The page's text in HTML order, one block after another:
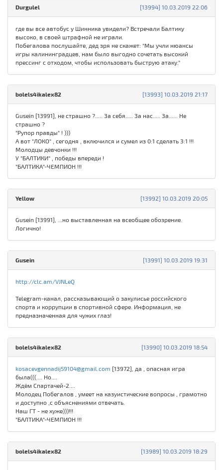
[13994] 10.03.2019 22:06
Durgulel
где вы все автобус у Шинника увидели? Встречали Балтику
высоко, в своей штрафной не играли.
Побегалова послушайте, дед зря не скажет: "Мы учли нюансы
игры калининградцев, нам было выгодно сочетать высокий
прессинг с отходом, чтобы использовать быструю атаку."
[13993] 10.03.2019 21:17
bolels4ikalex82
Gusein [13991], не страшно ?..... За себя..... За нас..... За...... Не
страшно ?
"Рупор правды" ! )))
А вот "ЛОКО" , сегодня , включился и сумел из 0:1 сделать 3:1 !!!
Молодцы девчонки !!!
У "БАЛТИКИ" , победы впереди !
"БАЛТИКА"-ЧЕМПИОН !!!
[13992] 10.03.2019 20:05
Yellow
Gusein [13991], ...но выставленная на всеобщее обозрение.
Логично!
[13991] 10.03.2019 19:31
Gusein
http://clc.am/VJNLeQ
Telegram-канал, рассказывающий о закулисье российского
спорта и коррупции в спортивной сфере. Информация, не
предназначенная для чужих глаз!
[13990] 10.03.2019 18:54
bolels4ikalex82
kosacevgennadij59104@gmail.com [13972], да , опасная игра
была(((.... Но....
Ждём Спартачей-2....
Молодец Побегалов , умеет на казуистические вопросы , грамотно
и доступно ,с объяснениями отвечать.
Наш ГТ - не хуже)))!!!
"БАЛТИКА"-ЧЕМПИОН !!!
[13989] 10.03.2019 18:29
bolels4ikalex82